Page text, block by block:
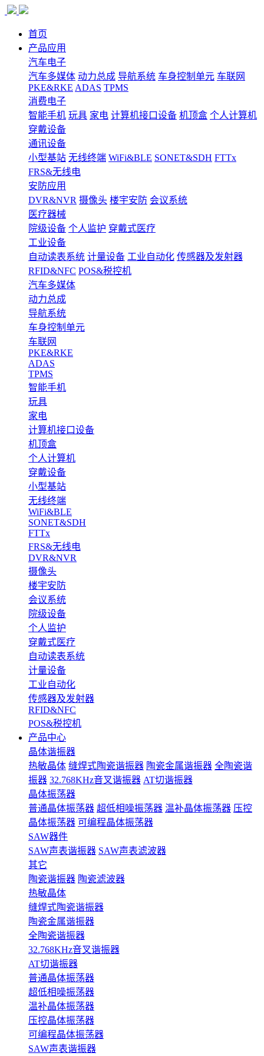
首页
产品应用
汽车电子
汽车多媒体 动力总成 导航系统 车身控制单元 车联网
PKE&RKE ADAS TPMS
消费电子
智能手机 玩具 家电 计算机接口设备 机顶盒 个人计算机
穿戴设备
通讯设备
小型基站 无线终端 WiFi&BLE SONET&SDH FTTx
FRS&无线电
安防应用
DVR&NVR 摄像头 楼宇安防 会议系统
医疗器械
院级设备 个人监护 穿戴式医疗
工业设备
自动读表系统 计量设备 工业自动化 传感器及发射器
RFID&NFC POS&税控机
汽车多媒体
动力总成
导航系统
车身控制单元
车联网
PKE&RKE
ADAS
TPMS
智能手机
玩具
家电
计算机接口设备
机顶盒
个人计算机
穿戴设备
小型基站
无线终端
WiFi&BLE
SONET&SDH
FTTx
FRS&无线电
DVR&NVR
摄像头
楼宇安防
会议系统
院级设备
个人监护
穿戴式医疗
自动读表系统
计量设备
工业自动化
传感器及发射器
RFID&NFC
POS&税控机
产品中心
晶体谐振器
热敏晶体 缝焊式陶瓷谐振器 陶瓷金属谐振器 全陶瓷谐
振器 32.768KHz音叉谐振器 AT切谐振器
晶体振荡器
普通晶体振荡器 超低相噪振荡器 温补晶体振荡器 压控
晶体振荡器 可编程晶体振荡器
SAW器件
SAW声表谐振器 SAW声表滤波器
其它
陶瓷谐振器 陶瓷滤波器
热敏晶体
缝焊式陶瓷谐振器
陶瓷金属谐振器
全陶瓷谐振器
32.768KHz音叉谐振器
AT切谐振器
普通晶体振荡器
超低相噪振荡器
温补晶体振荡器
压控晶体振荡器
可编程晶体振荡器
SAW声表谐振器